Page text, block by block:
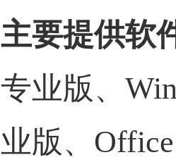
主要提供软
专业版、
业版、